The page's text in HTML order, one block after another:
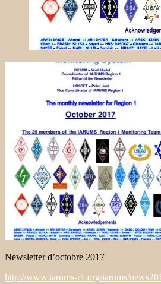
Newsletter d’octobre 2017
http://www.iarums-r1.org/iarums/